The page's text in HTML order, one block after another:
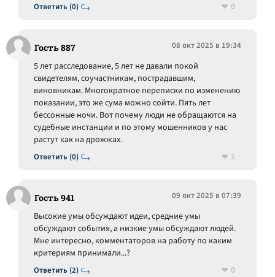
Ответить (0)
0
Гость 887 08 окт 2025 в 19:34
Ответить (0)
5 лет расследование, 5 лет не давали покой
свидетелям, соучастникам, пострадавшим,
виновникам. Многократное переписки по изменению
показании, это же сума можно сойти. Пять лет
бессонные ночи. Вот почему люди не обращаются на
судебные инстанции и по этому мошенников у нас
растут как на дрожжах.
1
Гость 941 09 окт 2025 в 07:39
Ответить (2)
Высокие умы обсуждают идеи, средние умы
обсуждают события, а низкие умы обсуждают людей.
Мне интересно, комментаторов на работу по каким
критериям принимали...?
0